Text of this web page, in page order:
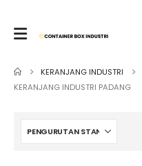
KERANJANG INDUSTRI
KERANJANG INDUSTRI PADANG